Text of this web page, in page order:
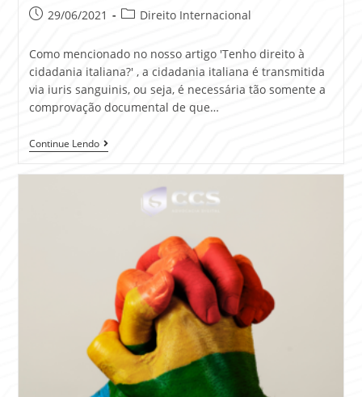
29/06/2021 Direito Internacional
Como mencionado no nosso artigo 'Tenho direito à
cidadania italiana?' , a cidadania italiana é transmitida
via iuris sanguinis, ou seja, é necessária tão somente a
comprovação documental de que…
Continue Lendo